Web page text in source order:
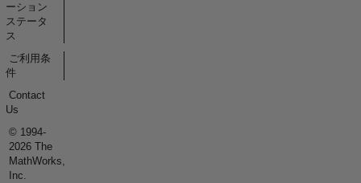
ーション
ステータ
ス
ご利用条
件
Contact
Us
© 1994-
2026 The
MathWorks,
Inc.